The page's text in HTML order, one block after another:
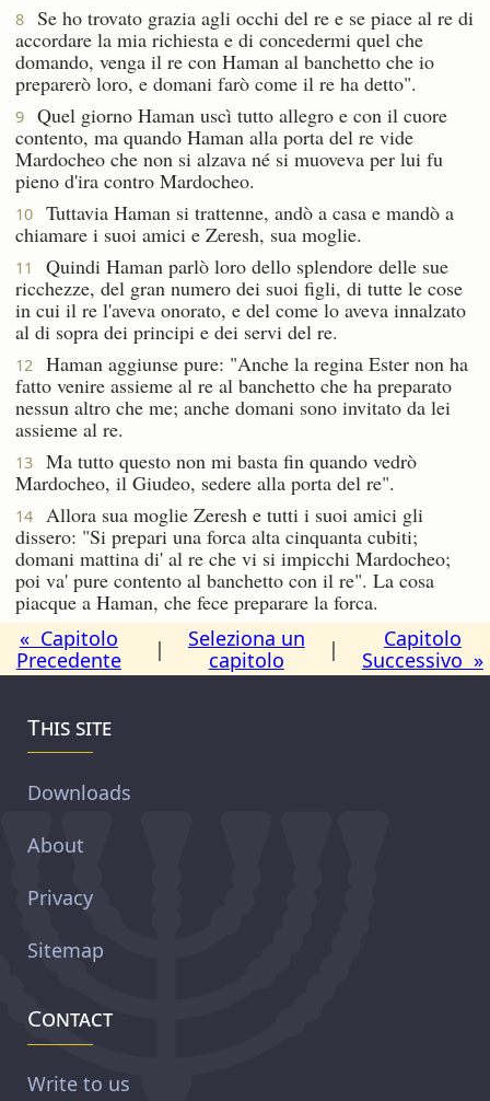
8
Se ho trovato grazia agli occhi del re e se piace al re di
accordare la mia richiesta e di concedermi quel che
domando, venga il re con Haman al banchetto che io
preparerò loro, e domani farò come il re ha detto".
9
Quel giorno Haman uscì tutto allegro e con il cuore
contento, ma quando Haman alla porta del re vide
Mardocheo che non si alzava né si muoveva per lui fu
pieno d'ira contro Mardocheo.
10
Tuttavia Haman si trattenne, andò a casa e mandò a
chiamare i suoi amici e Zeresh, sua moglie.
11
Quindi Haman parlò loro dello splendore delle sue
ricchezze, del gran numero dei suoi figli, di tutte le cose
in cui il re l'aveva onorato, e del come lo aveva innalzato
al di sopra dei principi e dei servi del re.
12
Haman aggiunse pure: "Anche la regina Ester non ha
fatto venire assieme al re al banchetto che ha preparato
nessun altro che me; anche domani sono invitato da lei
assieme al re.
13
Ma tutto questo non mi basta fin quando vedrò
Mardocheo, il Giudeo, sedere alla porta del re".
14
Allora sua moglie Zeresh e tutti i suoi amici gli
dissero: "Si prepari una forca alta cinquanta cubiti;
domani mattina di' al re che vi si impicchi Mardocheo;
poi va' pure contento al banchetto con il re". La cosa
piacque a Haman, che fece preparare la forca.
« Capitolo
Precedente
|
Seleziona un
capitolo
|
Capitolo
Successivo »
This site
Downloads
About
Privacy
Sitemap
Contact
Write to us